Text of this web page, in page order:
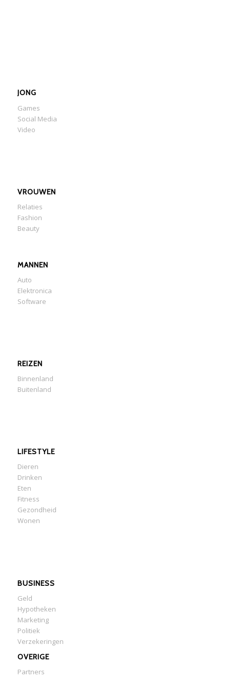
JONG
Games
Social Media
Video
VROUWEN
Relaties
Fashion
Beauty
MANNEN
Auto
Elektronica
Software
REIZEN
Binnenland
Buitenland
LIFESTYLE
Dieren
Drinken
Eten
Fitness
Gezondheid
Wonen
BUSINESS
Geld
Hypotheken
Marketing
Politiek
Verzekeringen
OVERIGE
Partners